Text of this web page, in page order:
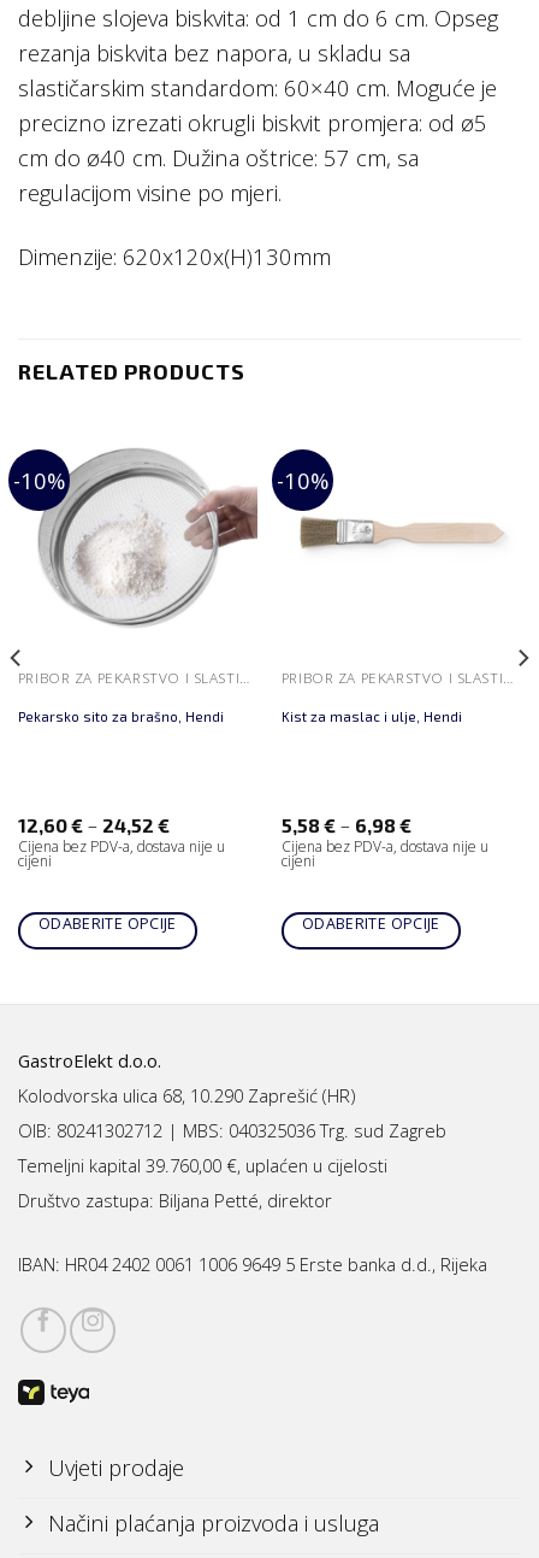
debljine slojeva biskvita: od 1 cm do 6 cm. Opseg
rezanja biskvita bez napora, u skladu sa
slastičarskim standardom: 60×40 cm. Moguće je
precizno izrezati okrugli biskvit promjera: od ø5
cm do ø40 cm. Dužina oštrice: 57 cm, sa
regulacijom visine po mjeri.
Dimenzije: 620x120x(H)130mm
RELATED PRODUCTS
-10%
Pekarsko sito za brašno, Hendi
12,60€– 24,52 €
Cijena bez PDV-a, dostava nije u
cijeni
ODABERITE OPCIJE
-10%
Kist za maslac i ulje, Hendi
5,58 €– 6,98 €
Cijena bez PDV-a, dostava nije u
cijeni
ODABERITE OPCIJE
GastroElekt d.o.o.
Kolodvorska ulica 68, 10.290 Zaprešić (HR)
OIB: 80241302712 | MBS: 040325036 Trg. sud Zagreb
Temeljni kapital 39.760,00 €, uplaćen u cijelosti
Društvo zastupa: Biljana Petté, direktor
IBAN: HR04 2402 0061 1006 9649 5 Erste banka d.d., Rijeka
Uvjeti prodaje
Načini plaćanja proizvoda i usluga